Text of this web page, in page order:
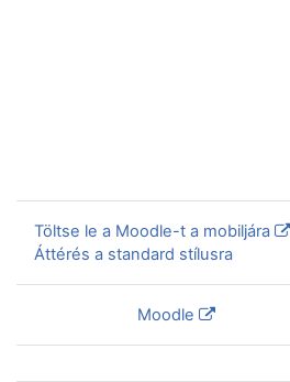
Töltse le a Moodle-t a mobiljára
Áttérés a standard stílusra
Moodle